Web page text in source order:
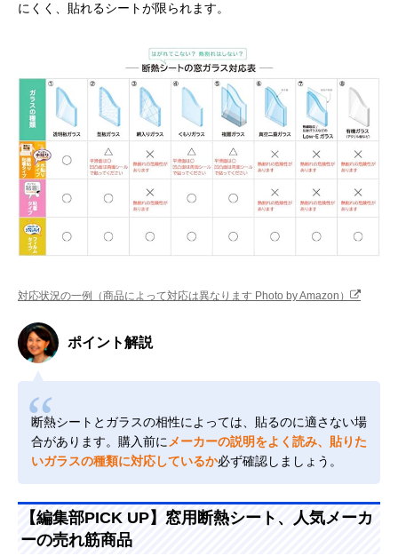
にくく、貼れるシートが限られます。
対応状況の一例（商品によって対応は異なります Photo by Amazon）
ポイント解説
断熱シートとガラスの相性によっては、貼るのに適さない場
合があります。購入前にメーカーの説明をよく読み、貼りた
いガラスの種類に対応しているか必ず確認しましょう。
【編集部PICK UP】窓用断熱シート、人気メーカ
ーの売れ筋商品